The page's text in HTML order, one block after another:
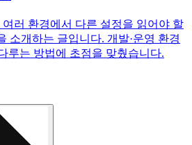
러 환경에서 다른 설정을 읽어야 할
소개하는 글입니다. 개발·운영 환경
루는 방법에 초점을 맞췄습니다.